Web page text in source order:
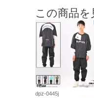
この商品
dpz-0445j